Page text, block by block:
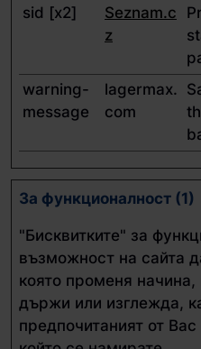
sid [x2]
Seznam.c
z
warning-
message
lagermax.
com
За функционалност (1)
"Бисквитките" за
възможност на сайта
която променя начина,
държи или изглежда,
предпочитаният от